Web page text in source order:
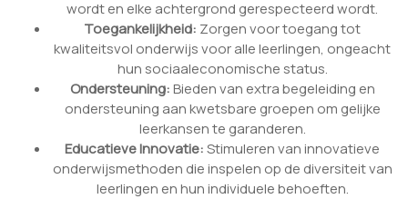
wordt en elke achtergrond gerespecteerd wordt.
Toegankelijkheid: Zorgen voor toegang tot
kwaliteitsvol onderwijs voor alle leerlingen, ongeacht
hun sociaaleconomische status.
Ondersteuning:Bieden van extra begeleiding en
ondersteuning aan kwetsbare groepen om gelijke
leerkansen te garanderen.
Educatieve Innovatie:Stimuleren van innovatieve
onderwijsmethoden die inspelen op de diversiteit van
leerlingen en hun individuele behoeften.